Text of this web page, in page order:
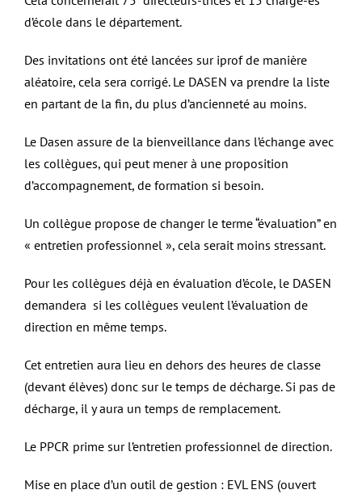
d’école dans le département.
Des invitations ont été lancées sur iprof de manière
aléatoire, cela sera corrigé. Le DASEN va prendre la liste
en partant de la fin, du plus d’ancienneté au moins.
Le Dasen assure de la bienveillance dans l’échange avec
les collègues, qui peut mener à une proposition
d’accompagnement, de formation si besoin.
Un collègue propose de changer le terme “évaluation” en
« entretien professionnel », cela serait moins stressant.
Pour les collègues déjà en évaluation d’école, le DASEN
demandera si les collègues veulent l’évaluation de
direction en même temps.
Cet entretien aura lieu en dehors des heures de classe
(devant élèves) donc sur le temps de décharge. Si pas de
décharge, il y aura un temps de remplacement.
Le PPCR prime sur l’entretien professionnel de direction.
Mise en place d’un outil de gestion : EVL ENS (ouvert